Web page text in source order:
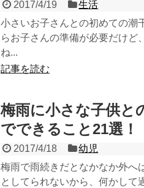
2017/4/19
生活
小さいお子さんとの初めての潮
らお子さんの準備が必要だけど
ね...
記事を読む
梅雨に小さな子供と
でできること21選！
2017/4/18
幼児
梅雨で雨続きだとなかなか外へ
としてられないから、何かして